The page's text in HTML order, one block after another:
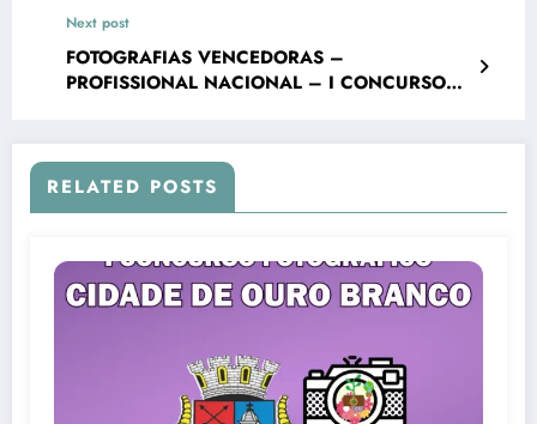
Next post
FOTOGRAFIAS VENCEDORAS –
PROFISSIONAL NACIONAL – I CONCURSO
RELATED POSTS